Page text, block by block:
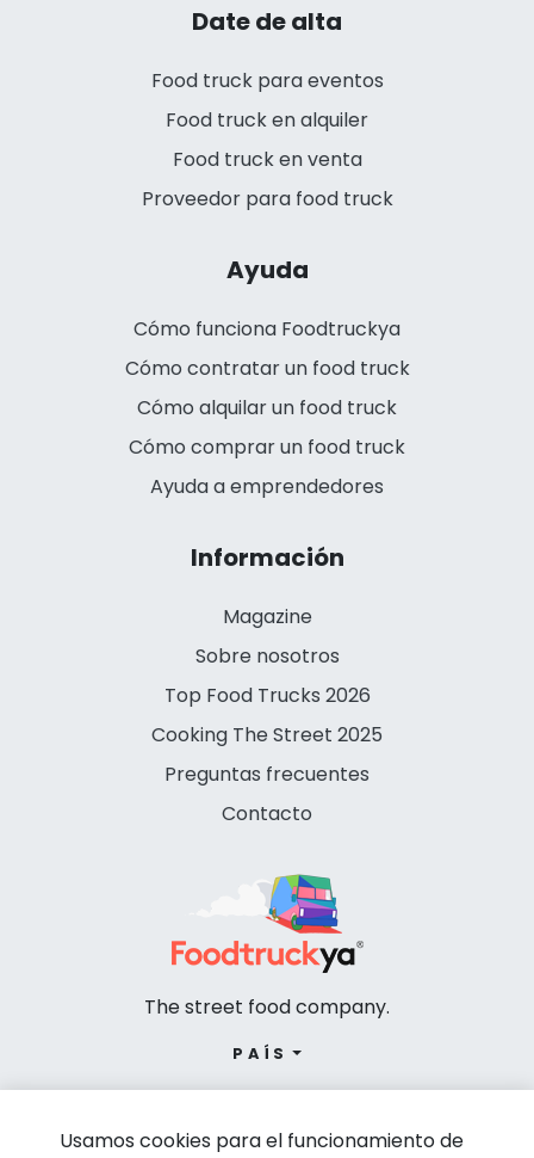
Date de alta
Food truck para eventos
Food truck en alquiler
Food truck en venta
Proveedor para food truck
Ayuda
Cómo funciona Foodtruckya
Cómo contratar un food truck
Cómo alquilar un food truck
Cómo comprar un food truck
Ayuda a emprendedores
Información
Magazine
Sobre nosotros
Top Food Trucks 2026
Cooking The Street 2025
Preguntas frecuentes
Contacto
The street food company.
PAÍS
Usamos cookies para el funcionamiento de